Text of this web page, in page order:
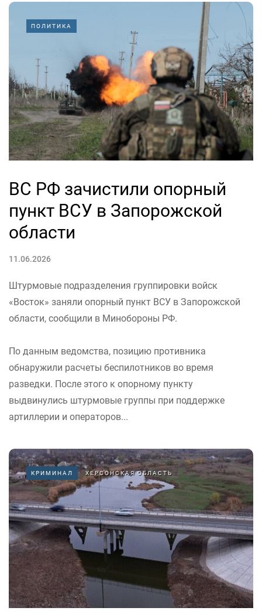
ПОЛИТИКА
ВС РФ зачистили опорный
пункт ВСУ в Запорожской
области
11.06.2026
Штурмовые подразделения группировки войск
«Восток» заняли опорный пункт ВСУ в Запорожской
области, сообщили в Минобороны РФ.
По данным ведомства, позицию противника
обнаружили расчеты беспилотников во время
разведки. После этого к опорному пункту
выдвинулись штурмовые группы при поддержке
артиллерии и операторов...
КРИМИНАЛ ХЕРСОНСКАЯ ОБЛАСТЬ